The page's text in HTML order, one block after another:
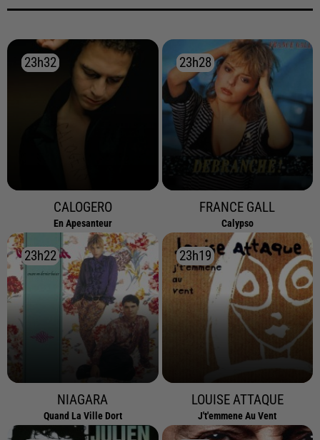
23h32
23h32
CALOGERO
En Apesanteur
23h28
23h28
FRANCE GALL
Calypso
23h22
23h22
NIAGARA
Quand La Ville Dort
23h19
23h19
LOUISE ATTAQUE
J't'emmene Au Vent